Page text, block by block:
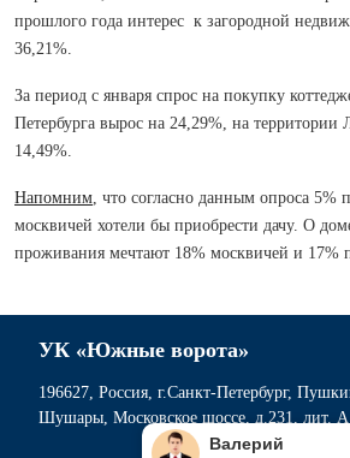
прошлого года интерес к загородной
36,21%.
За период с января спрос на покупку
Петербурга вырос на 24,29%, на территории
14,49%.
Напомним, что согласно данным опроса 5%
москвичей хотели бы приобрести дачу. О
проживания мечтают 18% москвичей и 17%
УК «Южные ворота»
196627, Россия, г.Санкт-Петербург,
Шушары, Московское шоссе, д.231, лит. А
Валерий